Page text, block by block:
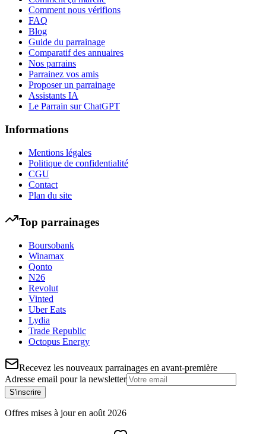
Comment nous vérifions
FAQ
Blog
Guide du parrainage
Comparatif des annuaires
Nos parrains
Parrainez vos amis
Proposer un parrainage
Assistants IA
Le Parrain sur ChatGPT
Informations
Mentions légales
Politique de confidentialité
CGU
Contact
Plan du site
Top parrainages
Boursobank
Winamax
Qonto
N26
Revolut
Vinted
Uber Eats
Lydia
Trade Republic
Octopus Energy
Recevez les nouveaux parrainages en avant-première
Adresse email pour la newsletter
S'inscrire
Offres mises à jour en août 2026